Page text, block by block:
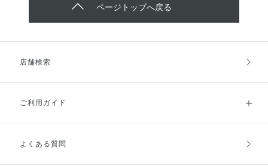
ページトップへ戻る
店舗検索
ご利用ガイド
ご利用ガイドトップ
よくある質問